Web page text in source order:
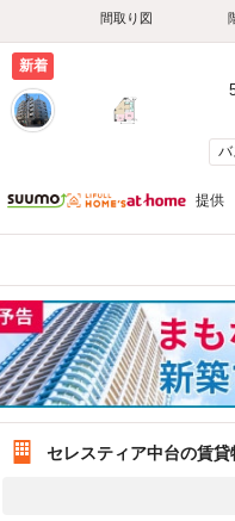
間取り図
新着
バ
提供
セレスティア中台の賃貸